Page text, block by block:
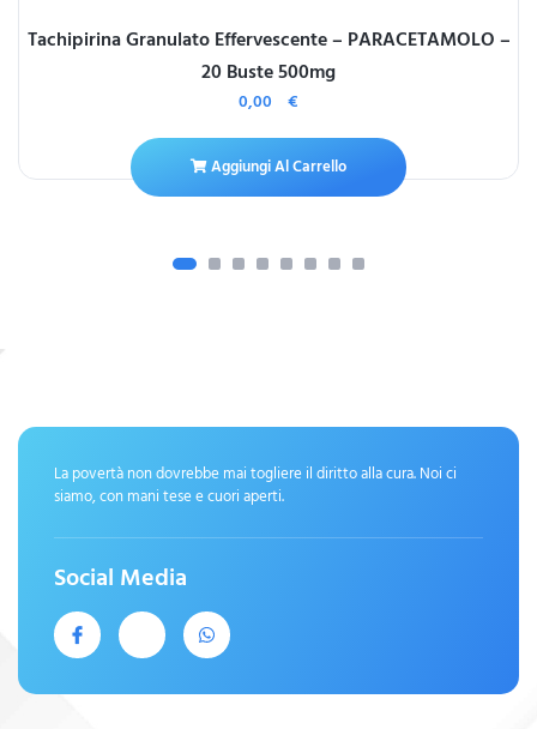
Tachipirina Granulato Effervescente – PARACETAMOLO –
20 Buste 500mg
0,00 €
Aggiungi Al Carrello
La povertà non dovrebbe mai togliere il diritto alla cura. Noi ci
siamo, con mani tese e cuori aperti.
Social Media